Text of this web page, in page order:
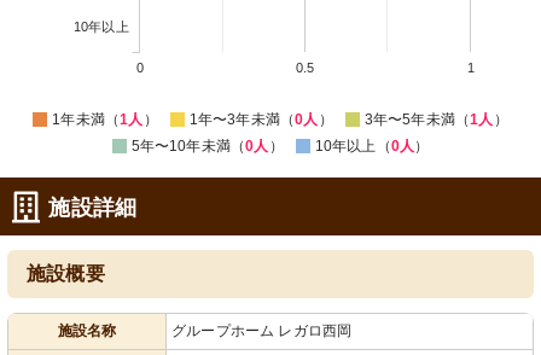
10年以上
0 0.5 1
1年未満（1人 ） 1年〜3年未満（0人 ） 3年〜5年未満（1人 ）
5年〜10年未満（0人 ） 10年以上（0人 ）
施設詳細
施設概要
施設名称 グループホーム レガロ西岡